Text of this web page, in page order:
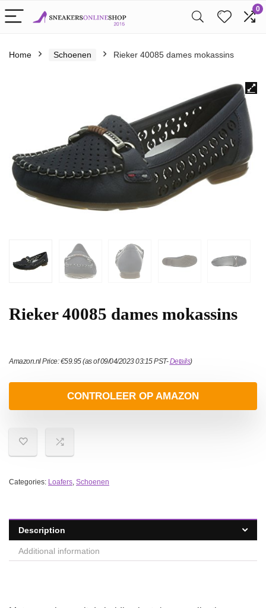
0
Home Schoenen Rieker 40085 dames mokassins
Rieker 40085 dames mokassins
Amazon.nl Price:€59.95(as of 09/04/2023 03:15 PST-Details)
CONTROLEER OP AMAZON
Categories: Loafers, Schoenen
Description
Additional information